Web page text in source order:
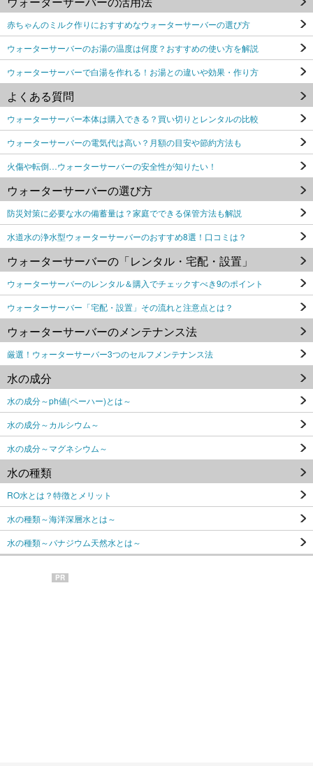
赤ちゃんのミルク作りにおすすめなウォーターサーバーの選び方
ウォーターサーバーのお湯の温度は何度？おすすめの使い方を解説
ウォーターサーバーで白湯を作れる！お湯との違いや効果・作り方
よくある質問
ウォーターサーバー本体は購入できる？買い切りとレンタルの比較
ウォーターサーバーの電気代は高い？月額の目安や節約方法も
火傷や転倒…ウォーターサーバーの安全性が知りたい！
ウォーターサーバーの選び方
防災対策に必要な水の備蓄量は？家庭でできる保管方法も解説
水道水の浄水型ウォーターサーバーのおすすめ8選！口コミは？
ウォーターサーバーの「レンタル・宅配・設置」
ウォーターサーバーのレンタル＆購入でチェックすべき9のポイント
ウォーターサーバー「宅配・設置」その流れと注意点とは？
ウォーターサーバーのメンテナンス法
厳選！ウォーターサーバー3つのセルフメンテナンス法
水の成分
水の成分～ph値(ペーハー)とは～
水の成分～カルシウム～
水の成分～マグネシウム～
水の種類
RO水とは？特徴とメリット
水の種類～海洋深層水とは～
水の種類～バナジウム天然水とは～
PR